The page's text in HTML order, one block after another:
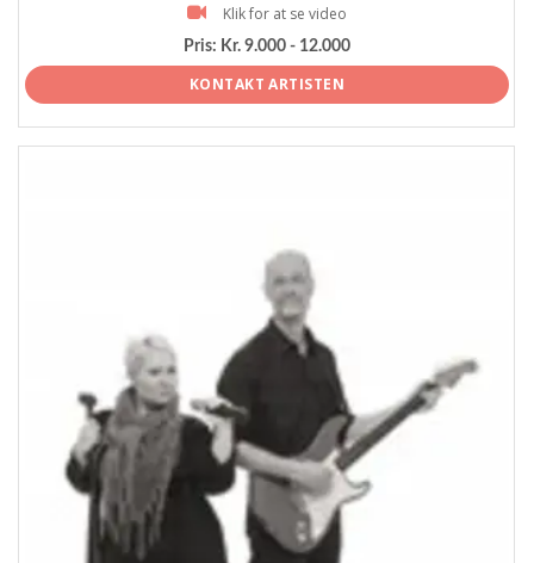
Klik for at se video
Pris: Kr. 9.000 - 12.000
KONTAKT ARTISTEN